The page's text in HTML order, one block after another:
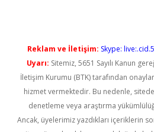
Reklam ve İletişim: Skype:
Uyarı: Sitemiz, 5651 Sayılı Kanun
İletişim Kurumu (BTK) tarafından
hizmet vermektedir. Bu nedenle,
denetleme veya araştırma
Ancak, üyelerimiz yazdıkları içeriklerin